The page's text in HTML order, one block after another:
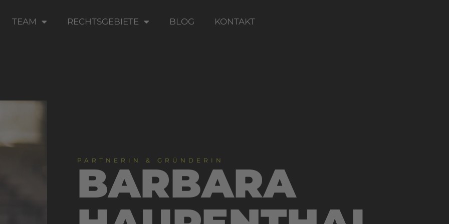
TEAM RECHTSGEBIETE BLOG KONTAKT
PARTNERIN & GRÜNDERIN
BARBARA